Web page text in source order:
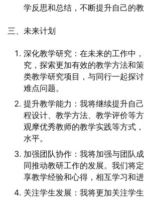
学反思和总结，不断提升自己的教
三、未来计划
深化教学研究：在未来的工作中
究，探索更加有效的教学方法和
类教学研究项目，与同行一起探
难点问题。
提升教学能力：我将继续提升自
程设计、教学方法、教学评价等
观摩优秀教师的教学实践等方式
水平。
加强团队协作：我将加强与团队
同推动教研工作的发展。我们将
享教学经验和心得，相互学习和进
关注学生发展：我将更加关注学